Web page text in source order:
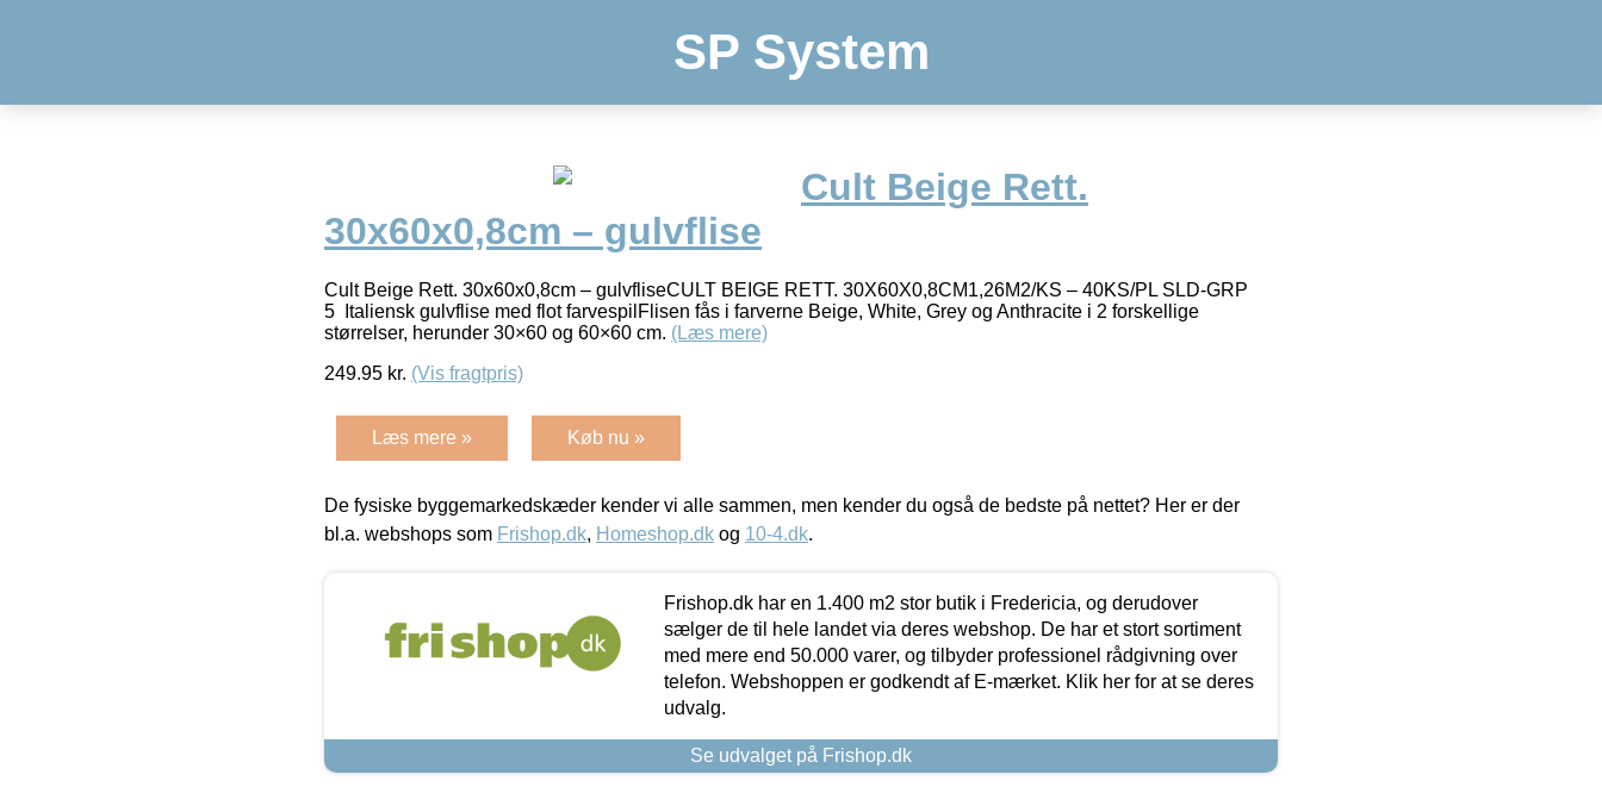
SP System
Cult Beige Rett.
30x60x0,8cm – gulvflise
Cult Beige Rett. 30x60x0,8cm – gulvfliseCULT BEIGE RETT. 30X60X0,8CM1,26M2/KS – 40KS/PL SLD-GRP
5 Italiensk gulvflise med flot farvespilFlisen fås i farverne Beige, White, Grey og Anthracite i 2 forskellige
størrelser, herunder 30×60 og 60×60 cm. (Læs mere)
249.95 kr. (Vis fragtpris)
Læs mere » Køb nu »
De fysiske byggemarkedskæder kender vi alle sammen, men kender du også de bedste på nettet? Her er der
bl.a. webshops som Frishop.dk, Homeshop.dk og 10-4.dk.
Frishop.dk har en 1.400 m2 stor butik i Fredericia, og derudover
sælger de til hele landet via deres webshop. De har et stort sortiment
med mere end 50.000 varer, og tilbyder professionel rådgivning over
telefon. Webshoppen er godkendt af E-mærket. Klik her for at se deres
udvalg.
Se udvalget på Frishop.dk